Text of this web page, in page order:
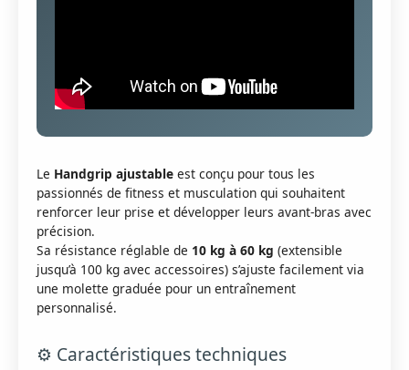
Le Handgrip ajustable est conçu pour tous les
passionnés de fitness et musculation qui souhaitent
renforcer leur prise et développer leurs avant-bras avec
précision.
Sa résistance réglable de 10 kg à 60 kg (extensible
jusqu’à 100 kg avec accessoires) s’ajuste facilement via
une molette graduée pour un entraînement
personnalisé.
⚙️ Caractéristiques techniques